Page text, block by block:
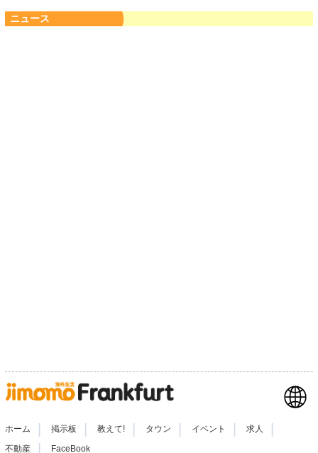
ニュース
ホーム 掲示板 教えて! タウン イベント 求人
不動産 FaceBook